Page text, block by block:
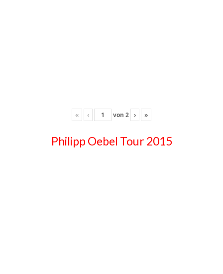
« ‹ von 2 › »
Philipp Oebel Tour 2015